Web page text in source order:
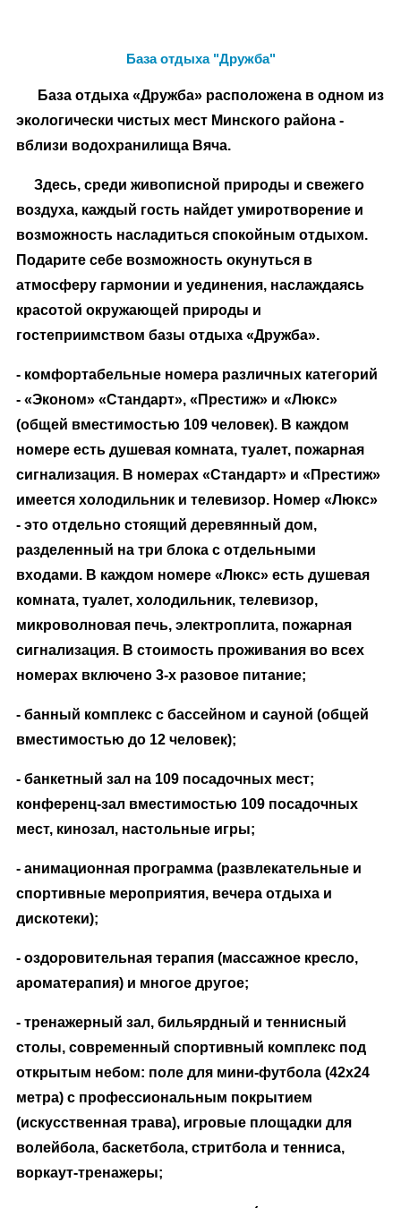
База отдыха "Дружба"
База отдыха «Дружба» расположена в одном из
экологически чистых мест Минского района -
вблизи водохранилища Вяча.
Здесь, среди живописной природы и свежего
воздуха, каждый гость найдет умиротворение и
возможность насладиться спокойным отдыхом.
Подарите себе возможность окунуться в
атмосферу гармонии и уединения, наслаждаясь
красотой окружающей природы и
гостеприимством базы отдыха «Дружба».
- комфортабельные номера различных категорий
- «Эконом» «Стандарт», «Престиж» и «Люкс»
(общей вместимостью 109 человек). В каждом
номере есть душевая комната, туалет, пожарная
сигнализация. В номерах «Стандарт» и «Престиж»
имеется холодильник и телевизор. Номер «Люкс»
- это отдельно стоящий деревянный дом,
разделенный на три блока с отдельными
входами. В каждом номере «Люкс» есть душевая
комната, туалет, холодильник, телевизор,
микроволновая печь, электроплита, пожарная
сигнализация. В стоимость проживания во всех
номерах включено 3-х разовое питание;
- банный комплекс с бассейном и сауной (общей
вместимостью до 12 человек);
- банкетный зал на 109 посадочных мест;
конференц-зал вместимостью 109 посадочных
мест, кинозал, настольные игры;
- анимационная программа (развлекательные и
спортивные мероприятия, вечера отдыха и
дискотеки);
- оздоровительная терапия (массажное кресло,
ароматерапия) и многое другое;
- тренажерный зал, бильярдный и теннисный
столы, современный спортивный комплекс под
открытым небом: поле для мини-футбола (42х24
метра) с профессиональным покрытием
(искусственная трава), игровые площадки для
волейбола, баскетбола, стритбола и тенниса,
воркаут-тренажеры;